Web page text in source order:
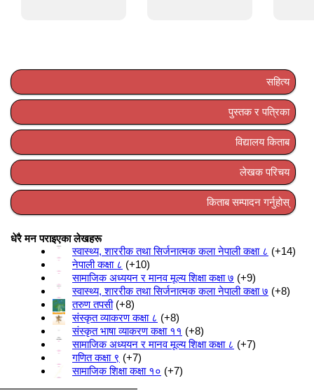
सहित्य
पुस्तक र पत्रिका
विद्यालय किताब
लेखक परिचय
किताब सम्पादन गर्नुहोस्
धेरै मन पराइएका लेखहरू
स्वास्थ्य, शाररीक तथा सिर्जनात्मक कला नेपाली कक्षा ८
+14
नेपाली कक्षा ८
+10
सामाजिक अध्ययन र मानव मूल्य शिक्षा कक्षा ७ +9
स्वास्थ्य, शाररीक तथा सिर्जनात्मक कला नेपाली कक्षा ७ +8
तरुण तपसी +8
संस्कृत व्याकरण कक्षा ८
+8
संस्कृत भाषा व्याकरण कक्षा ११
+8
सामाजिक अध्ययन र मानव मूल्य शिक्षा कक्षा ८
+7
गणित कक्षा ९
+7
सामाजिक शिक्षा कक्षा १० +7